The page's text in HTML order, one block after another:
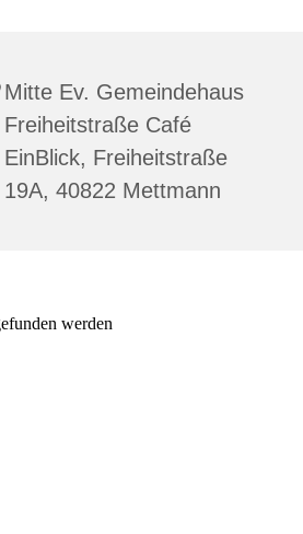
Mitte Ev. Gemeindehaus
Freiheitstraße Café
EinBlick, Freiheitstraße
19A, 40822 Mettmann